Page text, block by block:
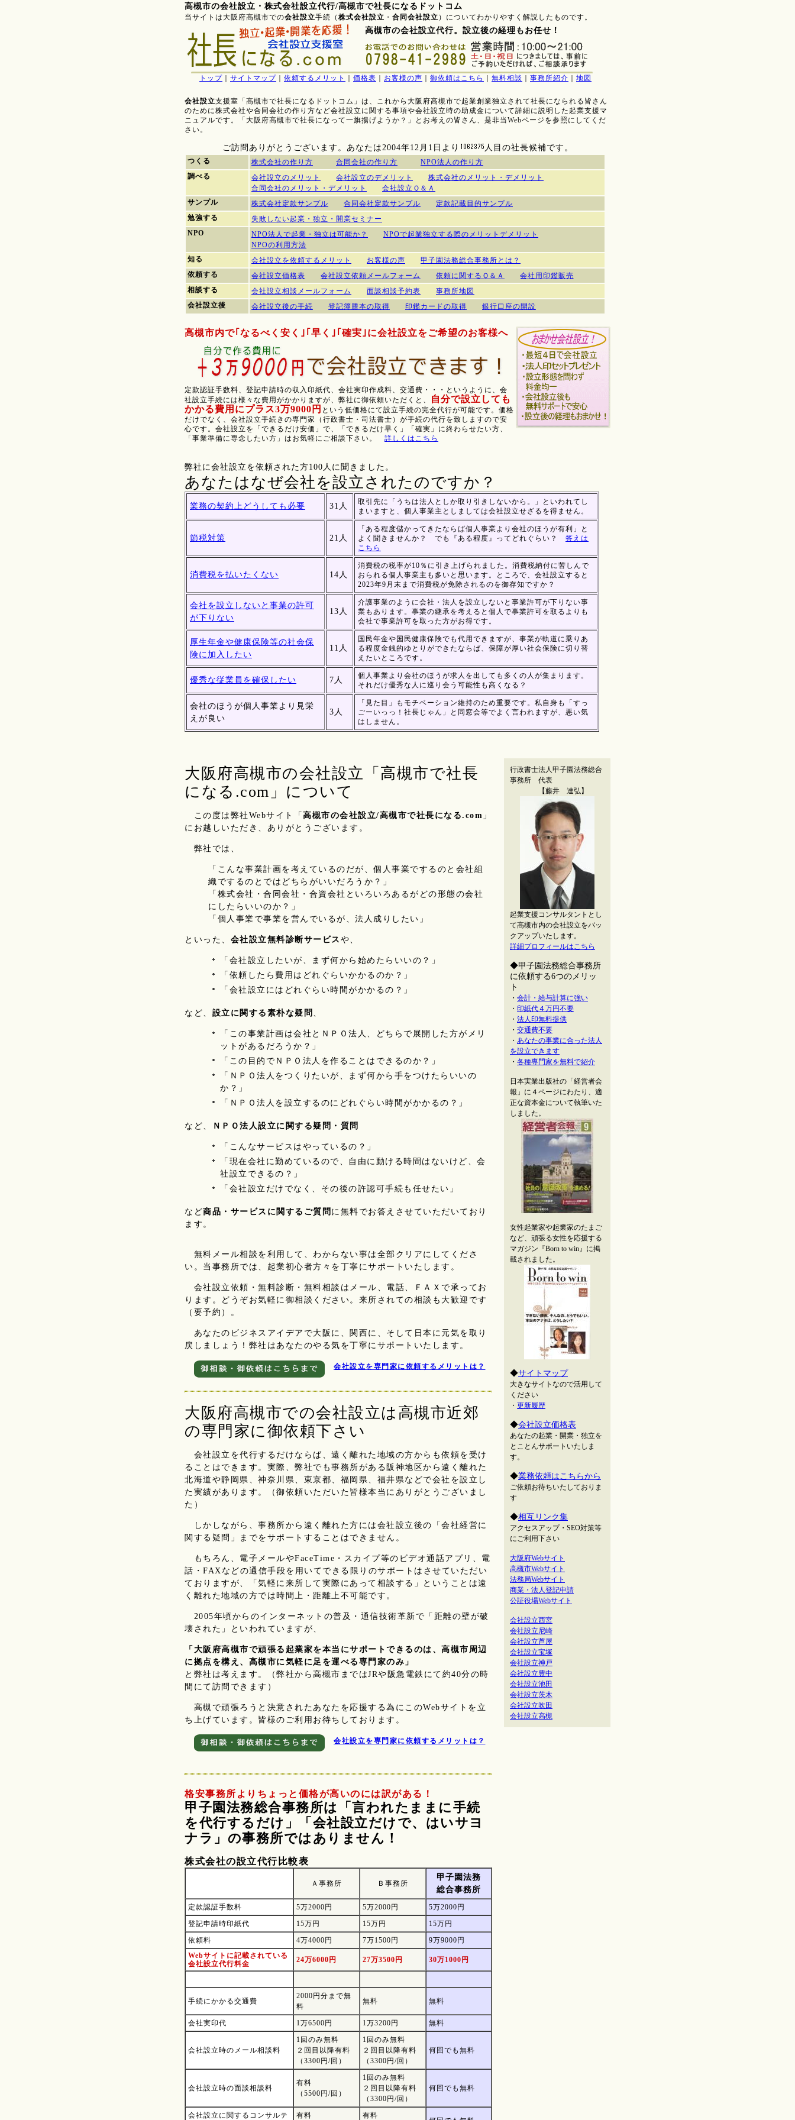
高槻市の会社設立・株式会社設立代行/高槻市で社長になるドットコム
当サイトは大阪府高槻市での会社設立手続（ 株式会社設立 ・ 合同会社設立 ）についてわかりやすく解説したものです。
高槻市の会社設立代行。設立後の経理もお任せ！
トップ サイトマップ 依頼するメリット 価格表 お客様の声 御依頼はこちら 無料相談 事務所紹介 地図
会社設立支援室「高槻市で社長になるドットコム」は、これから大阪府高槻市で起業創業独立されて社長になられる皆さん
のために株式会社や合同会社の作り方など会社設立に関する事項や会社設立時の助成金について詳細に説明した起業支援マ
ニュアルです。「大阪府高槻市で社長になって一旗揚げようか？」とお考えの皆さん、是非当Webページを参照にしてくだ
さい。
ご訪問ありがとうございます。あなたは2004年12月1日より 人目の社長候補です。
つくる 株式会社の作り方 合同会社の作り方
NPO法人の作り方
調べる
会社設立のメリット 会社設立のデメリット
株式会社のメリット・デメリット
合同会社のメリット・デメリット
会社設立Ｑ＆Ａ
サンプル
株式会社定款サンプル 合同会社定款サンプル
定款記載目的サンプル
勉強する
失敗しない起業・独立・開業セミナー
NPO
NPO法人で起業・独立は可能か？
NPOで起業独立する際のメリットデメリット
NPOの利用方法
知る
会社設立を依頼するメリット お客様の声
甲子園法務総合事務所とは？
依頼する
会社設立価格表 会社設立依頼メールフォーム 依頼に関するＱ＆Ａ
会社用印鑑販売
相談する
会社設立相談メールフォーム 面談相談予約表
事務所地図
会社設立後
会社設立後の手続 登記簿謄本の取得 印鑑カードの取得 銀行口座の開設
高槻市内で｢なるべく安く｣｢早く｣｢確実｣に会社設立をご希望のお客様へ
定款認証手数料、登記申請時の収入印紙代、会社実印作成料、交通費・・・というように、会
社設立手続には様々な費用がかかりますが、弊社に御依頼いただくと、
自分で設立しても
かかる費用にプラス3万9000円 という低価格にて設立手続の完全代行が可能です。価格
だけでなく、会社設立手続きの専門家（行政書士・司法書士）が手続の代行を致しますので安
心です。会社設立を「できるだけ安価」で、「できるだけ早く」「確実」に終わらせたい方、
「事業準備に専念したい方」はお気軽にご相談下さい。 詳しくはこちら
弊社に会社設立を依頼された方100人に聞きました。
あなたはなぜ会社を設立されたのですか？
業務の契約上どうしても必要 31人
取引先に「うちは法人としか取り引きしないから。」といわれてし
まいますと、個人事業主としましては会社設立せざるを得ません。
節税対策 21人
「ある程度儲かってきたならば個人事業より会社のほうが有利」と
よく聞きませんか？ でも『ある程度』ってどれぐらい？ 答えは
こちら
消費税を払いたくない 14人
消費税の税率が10％に引き上げられました。消費税納付に苦しんで
おられる個人事業主も多いと思います。ところで、会社設立すると
2023年9月末まで消費税が免除されるのを御存知ですか？
会社を設立しないと事業の許可
が下りない
13人
介護事業のように会社・法人を設立しないと事業許可が下りない事
業もあります。事業の継承を考えると個人で事業許可を取るよりも
会社で事業許可を取った方がお得です。
厚生年金や健康保険等の社会保
険に加入したい
11人
国民年金や国民健康保険でも代用できますが、事業が軌道に乗りあ
る程度金銭的ゆとりができたならば、保障が厚い社会保険に切り替
えたいところです。
優秀な従業員を確保したい 7人
個人事業より会社のほうが求人を出しても多くの人が集まります。
それだけ優秀な人に巡り会う可能性も高くなる？
会社のほうが個人事業より見栄
えが良い
3人
「見た目」もモチベーション維持のため重要です。私自身も「すっ
ごーいっっ！社長じゃん」と同窓会等でよく言われますが、悪い気
はしません。
大阪府高槻市の会社設立「高槻市で社長
になる.com」について
この度は弊社Webサイト「 高槻市の会社設立/高槻市で社長になる.com 」
にお越しいただき、ありがとうございます。
弊社では、
「こんな事業計画を考えているのだが、個人事業でするのと会社組
織でするのとではどちらがいいだろうか？」
「株式会社・合同会社・合資会社といろいろあるがどの形態の会社
にしたらいいのか？」
「個人事業で事業を営んでいるが、法人成りしたい」
といった、 会社設立無料診断サービス や、
「会社設立したいが、まず何から始めたらいいの？」
「依頼したら費用はどれぐらいかかるのか？」
「会社設立にはどれぐらい時間がかかるの？」
など、 設立に関する素朴な疑問 、
「この事業計画は会社とＮＰＯ法人、どちらで展開した方がメリ
ットがあるだろうか？」
「この目的でＮＰＯ法人を作ることはできるのか？」
「ＮＰＯ法人をつくりたいが、まず何から手をつけたらいいの
か？」
「ＮＰＯ法人を設立するのにどれぐらい時間がかかるの？」
など、 ＮＰＯ法人設立に関する疑問・質問
「こんなサービスはやっているの？」
「現在会社に勤めているので、自由に動ける時間はないけど、会
社設立できるの？」
「会社設立だけでなく、その後の許認可手続も任せたい」
など商品・サービスに関するご質問 に無料でお答えさせていただいており
ます。
無料メール相談を利用して、わからない事は全部クリアにしてくださ
い。当事務所では、起業初心者方々を丁寧にサポートいたします。
会社設立依頼・無料診断・無料相談はメール、電話、ＦＡＸで承ってお
ります。どうぞお気軽に御相談ください。来所されての相談も大歓迎です
（要予約）。
あなたのビジネスアイデアで大阪に、関西に、そして日本に元気を取り
戻しましょう！弊社はあなたのやる気を丁寧にサポートいたします。
会社設立を専門家に依頼するメリットは？
大阪府高槻市での会社設立は高槻市近郊
の専門家に御依頼下さい
会社設立を代行するだけならば、遠く離れた地域の方からも依頼を受け
ることはできます。実際、弊社でも事務所がある阪神地区から遠く離れた
北海道や静岡県、神奈川県、東京都、福岡県、福井県などで会社を設立し
た実績があります。（御依頼いただいた皆様本当にありがとうございまし
た）
しかしながら、事務所から遠く離れた方には会社設立後の「会社経営に
関する疑問」までをサポートすることはできません。
もちろん、電子メールやFaceTime・スカイプ等のビデオ通話アプリ、電
話・FAXなどの通信手段を用いてできる限りのサポートはさせていただい
ておりますが、「気軽に来所して実際にあって相談する」ということは遠
く離れた地域の方では時間上・距離上不可能です。
2005年頃からのインターネットの普及・通信技術革新で「距離の壁が破
壊された」といわれていますが、
「大阪府高槻市で頑張る起業家を本当にサポートできるのは、高槻市周辺
に拠点を構え、高槻市に気軽に足を運べる専門家のみ」
と弊社は考えます。（弊社から高槻市まではJRや阪急電鉄にて約40分の時
間にて訪問できます）
高槻で頑張ろうと決意されたあなたを応援する為にこのWebサイトを立
ち上げています。皆様のご利用お待ちしております。
会社設立を専門家に依頼するメリットは？
格安事務所よりちょっと価格が高いのには訳がある！
甲子園法務総合事務所は「言われたままに手続
を代行するだけ」「会社設立だけで、はいサヨ
ナラ」の事務所ではありません！
株式会社の設立代行比較表
Ａ事務所 Ｂ事務所
甲子園法務
総合事務所
定款認証手数料 5万2000円 5万2000円
5万2000円
登記申請時印紙代
15万円 15万円
15万円
依頼料
4万4000円 7万1500円
9万9000円
Webサイトに記載されている
会社設立代行料金
24万6000円 27万3500円 30万1000円
手続にかかる交通費
2000円分まで無
料
無料 無料
会社実印代 1万6500円 1万3200円 無料
会社設立時のメール相談料
1回のみ無料
２回目以降有料
（3300円/回）
1回のみ無料
２回目以降有料
（3300円/回）
何回でも無料
会社設立時の面談相談料
有料
（5500円/回）
1回のみ無料
２回目以降有料
（3300円/回）
何回でも無料
会社設立に関するコンサルテ 有料 有料
行政書士法人甲子園法務総合
事務所 代表
【藤井 達弘】
起業支援コンサルタントとし
て高槻市内の会社設立をバッ
クアップいたします。
詳細プロフィールはこちら
◆甲子園法務総合事務所
に依頼する6つのメリッ
ト
・ 会計・給与計算に強い
・ 印紙代４万円不要
・ 法人印無料提供
・ 交通費不要
・ あなたの事業に合った法人
を設立できます
・ 各種専門家を無料で紹介
日本実業出版社の「経営者会
報」に４ページにわたり、適
正な資本金について執筆いた
しました。
女性起業家や起業家のたまご
など、頑張る女性を応援する
マガジン『Born to win』に掲
載されました。
◆サイトマップ
大きなサイトなので活用して
ください
・ 更新履歴
◆会社設立価格表
あなたの起業・開業・独立を
とことんサポートいたしま
す。
◆業務依頼はこちらから
ご依頼お待ちいたしておりま
す
◆相互リンク集
アクセスアップ・SEO対策等
にご利用下さい
大阪府Webサイト
高槻市Webサイト
法務局Webサイト
商業・法人登記申請
公証役場Webサイト
会社設立西宮
会社設立尼崎
会社設立芦屋
会社設立宝塚
会社設立神戸
会社設立豊中
会社設立池田
会社設立茨木
会社設立吹田
会社設立高槻